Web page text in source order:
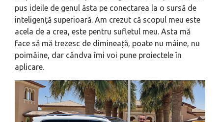
pus ideile de genul ăsta pe conectarea la o sursă de
inteligență superioară. Am crezut că scopul meu este
acela de a crea, este pentru sufletul meu. Asta mă
face să mă trezesc de dimineață, poate nu mâine, nu
poimâine, dar cândva îmi voi pune proiectele în
aplicare.